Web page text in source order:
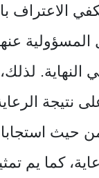
الاعتراف
المسؤولية
النهاية.
نتيجة
حيث
كما يم